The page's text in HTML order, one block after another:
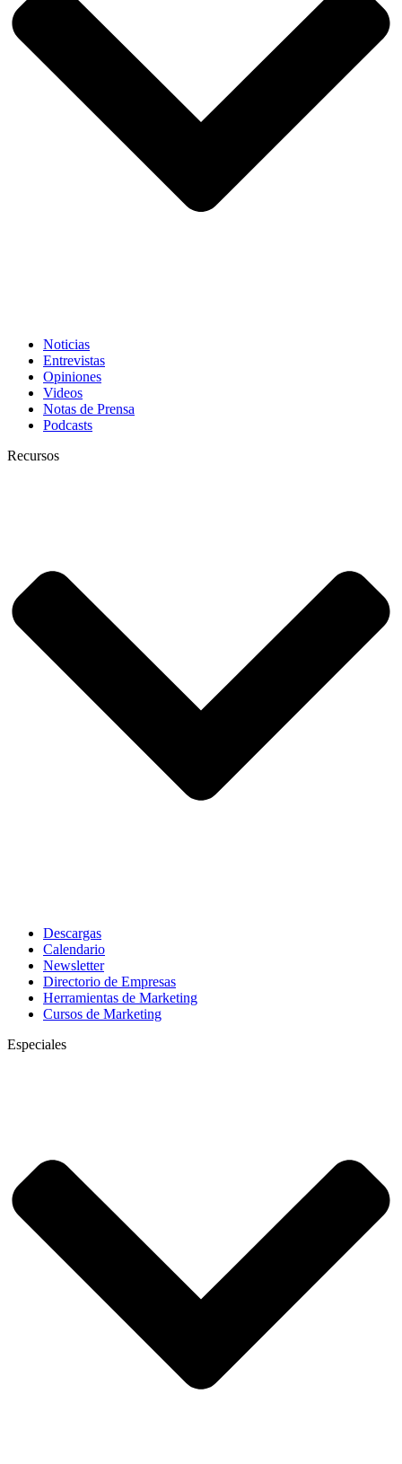
Noticias
Entrevistas
Opiniones
Videos
Notas de Prensa
Podcasts
Recursos
Descargas
Calendario
Newsletter
Directorio de Empresas
Herramientas de Marketing
Cursos de Marketing
Especiales